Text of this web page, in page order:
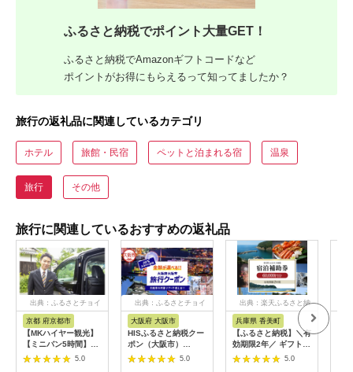
ふるさと納税でポイント大量GET！
ふるさと納税でAmazonギフトコードなど
ポイントがお得にもらえるって知ってましたか？
旅行の返礼品に関連しているカテゴリ
ホテル 旅館・民宿 ペットと泊まれる宿 温泉
旅行 その他
旅行に関連しているおすすめの返礼品
出典：ふるさとチョイ
京都 府京都市
【MKハイヤー観光】
【ミニバン5時間】ド
ライバーとめぐるとっ
ておきの京都観光（3
5.0
出典：ふるさとチョイ
大阪府 大阪市
HISふるさと納税クー
ポン（大阪市）
30,000円分_OS039-
5.0
出典：楽天ふるさと納
兵庫県 香美町
【ふるさと納税】＼有
効期限2年／ ギフトに
も使える 宿泊補助券
60,000円分 宿泊助成
5.0